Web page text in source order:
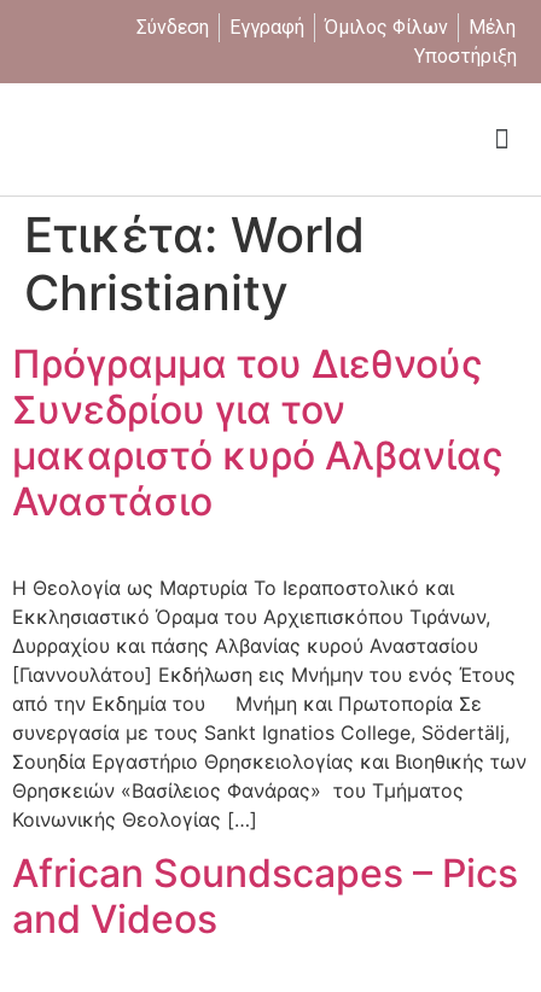
Σύνδεση Εγγραφή Όμιλος Φίλων
Μέλη
Υποστήριξη
Ετικέτα: World
Christianity
Πρόγραμμα του Διεθνούς
Συνεδρίου για τον
μακαριστό κυρό Αλβανίας
Αναστάσιο
Η Θεολογία ως Μαρτυρία Το Ιεραποστολικό και
Εκκλησιαστικό Όραμα του Αρχιεπισκόπου Τιράνων,
Δυρραχίου και πάσης Αλβανίας κυρού Αναστασίου
[Γιαννουλάτου] Εκδήλωση εις Μνήμην του ενός Έτους
από την Εκδημία του Μνήμη και Πρωτοπορία Σε
συνεργασία με τους Sankt Ignatios College, Södertälj,
Σουηδία Εργαστήριο Θρησκειολογίας και Βιοηθικής των
Θρησκειών «Βασίλειος Φανάρας» του Τμήματος
Κοινωνικής Θεολογίας […]
African Soundscapes – Pics
and Videos